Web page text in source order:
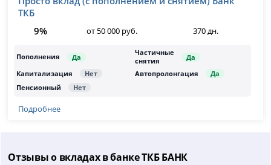
ТКБ
9%
от 50 000 руб. 370 дн.
Подробнее
Отзывы о вкладах в банке ТКБ БАНК